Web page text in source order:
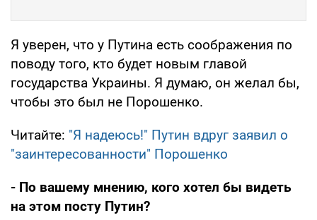
Я уверен, что у Путина есть соображения по
поводу того, кто будет новым главой
государства Украины. Я думаю, он желал бы,
чтобы это был не Порошенко.
Читайте: "Я надеюсь!" Путин вдруг заявил о
"заинтересованности" Порошенко
- По вашему мнению, кого хотел бы видеть
на этом посту Путин?